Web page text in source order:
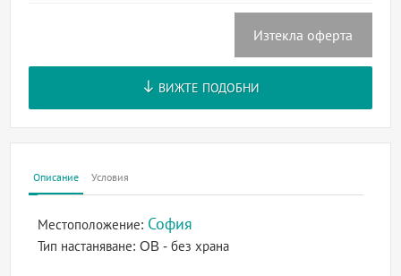
Изтекла оферта
ВИЖТЕ ПОДОБНИ
Описание Условия
Местоположение: София
Тип настаняване:OB - без храна